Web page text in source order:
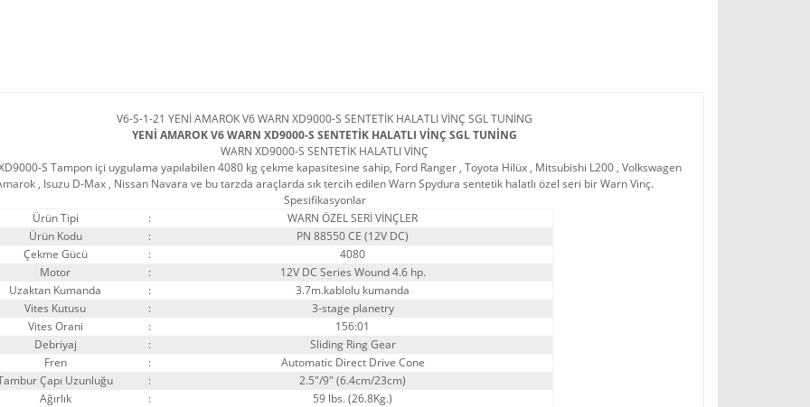
V6-S-1-21 YENİ AMAROK V6 WARN XD9000-S SENTETİK HALATLI VİNÇ SGL TUNİNG
YENİ AMAROK V6 WARN XD9000-S SENTETİK HALATLI VİNÇ SGL TUNİNG
WARN XD9000-S SENTETİK HALATLI VİNÇ
S Tampon içi uygulama yapılabilen 4080 kg çekme kapasitesine sahip, Ford Ranger , Toyota Hilüx , Mitsubishi L200 , Volkswagen
, Isuzu D-Max , Nissan Navara ve bu tarzda araçlarda sık tercih edilen Warn Spydura sentetik halatlı özel seri bir Warn Vinç.
Spesifikasyonlar
Ürün Tipi
:
WARN ÖZEL SERİ VİNÇLER
Ürün Kodu
:
PN 88550 CE (12V DC)
Çekme Gücü
:
4080
Motor
:
12V DC Series Wound 4.6 hp.
Uzaktan Kumanda
:
3.7m.kablolu kumanda
Vites Kutusu
:
3-stage planetry
Vites Orani
:
156:01
Debriyaj
:
Sliding Ring Gear
Fren
:
Automatic Direct Drive Cone
Çapı Uzunluğu
:
2.5"/9" (6.4cm/23cm)
Ağırlık
:
59 lbs. (26.8Kg.)